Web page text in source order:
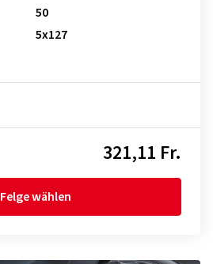
50
5x127
321,11 Fr.
Felge wählen